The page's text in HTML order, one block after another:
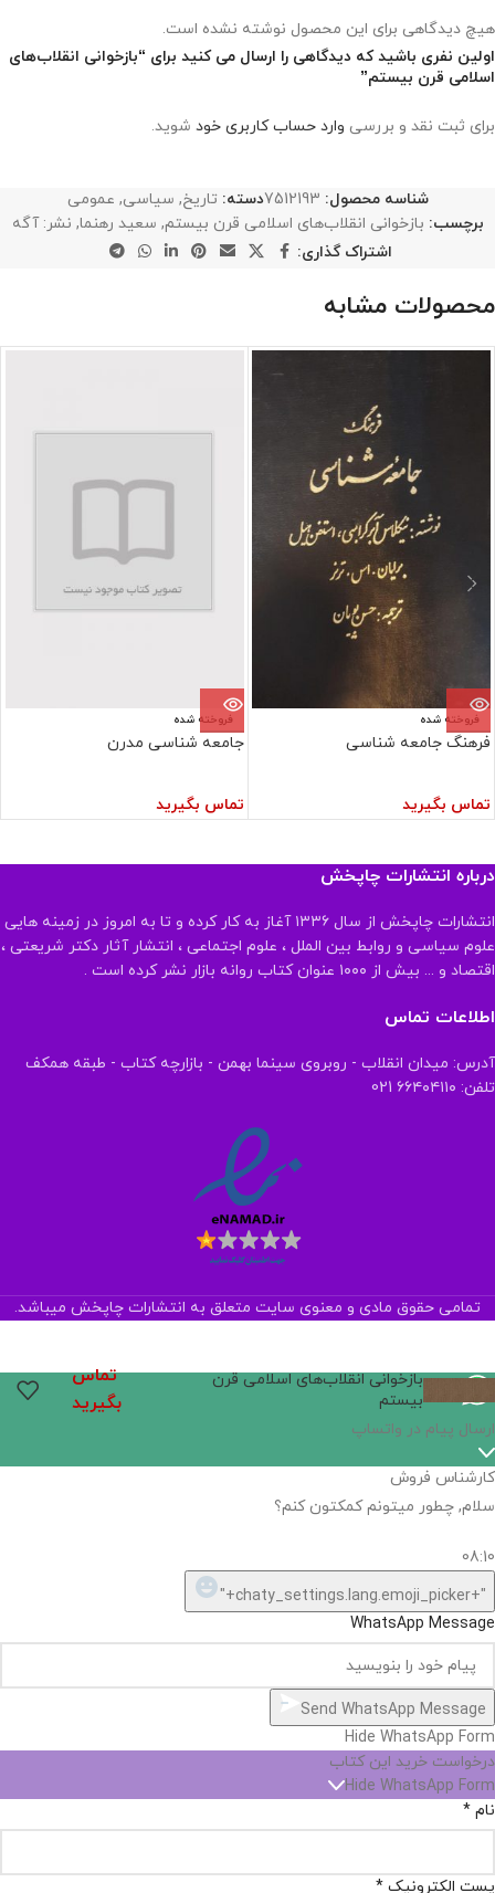
هیچ دیدگاهی برای این محصول نوشته نشده است.
اولین نفری باشید که دیدگاهی را ارسال می کنید برای “بازخوانی انقلاب‌های
اسلامی قرن بیستم”
برای ثبت نقد و بررسی وارد حساب کاربری خود شوید.
شناسه محصول: 7512193دسته: تاریخ, سیاسی, عمومی
برچسب: بازخوانی انقلاب‌های اسلامی قرن بیستم, سعید رهنما, نشر: آگه
اشتراک گذاری:
محصولات مشابه
فروخته شده
فرهنگ جامعه شناسی
تماس بگیرید
فروخته شده
جامعه شناسی مدرن
تماس بگیرید
درباره انتشارات چاپخش
انتشارات چاپخش از سال ۱۳۳۶ آغاز به کار کرده و تا به امروز در زمینه هایی
علوم سیاسی و روابط بین الملل ، علوم اجتماعی ، انتشار آثار دکتر شریعتی ،
اقتصاد و ... بیش از ۱۰۰۰ عنوان کتاب روانه بازار نشر کرده است .
اطلاعات تماس
آدرس: میدان انقلاب - روبروی سینما بهمن - بازارچه کتاب - طبقه همکف
تلفن: ۶۶۴۰۴۱۱۰ 021
تمامی حقوق مادی و معنوی سایت متعلق به انتشارات چاپخش میباشد.
بازخوانی انقلاب‌های اسلامی قرن
بیستم
تماس
بگیرید
ارسال پیام در واتساپ
کارشناس فروش
سلام, چطور میتونم کمکتون کنم؟
08:10
"+chaty_settings.lang.emoji_picker+"
WhatsApp Message
Send WhatsApp Message
Hide WhatsApp Form
درخواست خرید این کتاب
Hide WhatsApp Form
نام *
پست الکترونیک *